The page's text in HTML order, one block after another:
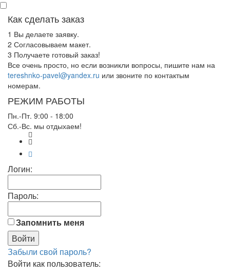
Как сделать заказ
1 Вы делаете заявку.
2 Согласовываем макет.
3 Получаете готовый заказ!
Все очень просто, но если возникли вопросы, пишите нам на
tereshnko-pavel@yandex.ru или звоните по контактым
номерам.
РЕЖИМ РАБОТЫ
Пн.-Пт. 9:00 - 18:00
Сб.-Вс. мы отдыхаем!
Логин:
Пароль:
Запомнить меня
Забыли свой пароль?
Войти как пользователь: